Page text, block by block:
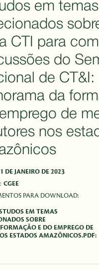
em temas
CTI para
do
de CT&I:
da
de
nos
DE JANEIRO DE 2023
CGEE
PARA DOWNLOAD:
EM TEMAS
SOBRE
E DO EMPREGO DE
ESTADOS AMAZÔNICOS.PDF: